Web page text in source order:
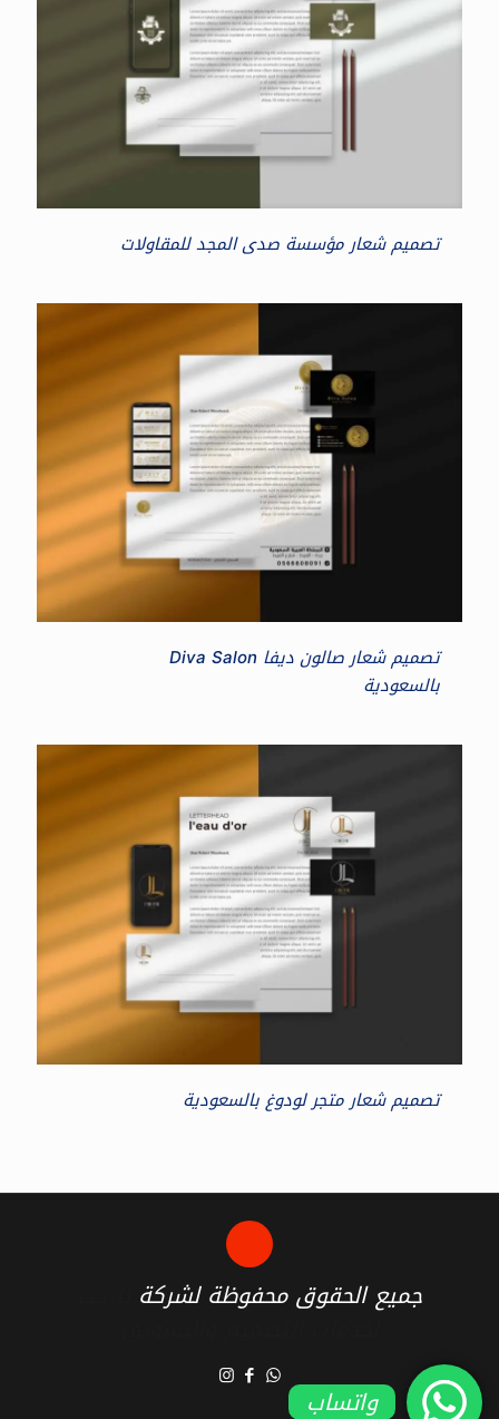
تصميم شعار مؤسسة صدى المجد للمقاولات
تصميم شعار صالون ديفا Diva Salon
بالسعودية
تصميم شعار متجر لودوغ بالسعودية
جميع الحقوق محفوظة لشركة
واتساب